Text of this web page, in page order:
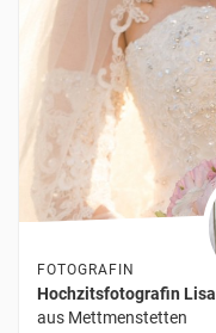
FOTOGRAFIN
Hochzitsfotografin Lisa
aus Mettmenstetten